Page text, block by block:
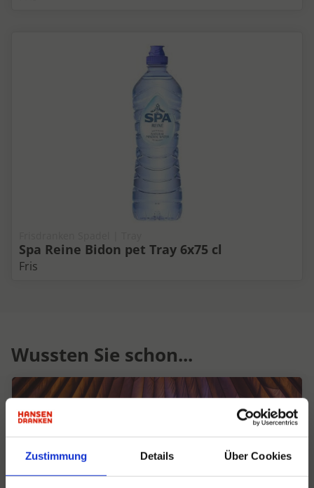
Zustimmung Details Über Cookies
Spa Reine Bidon pet Tray 6x75 cl
Fris
Wussten Sie schon...